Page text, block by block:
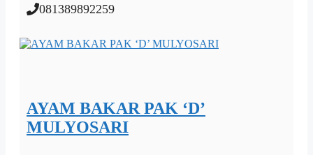
081389892259
AYAM BAKAR PAK ‘D’
MULYOSARI